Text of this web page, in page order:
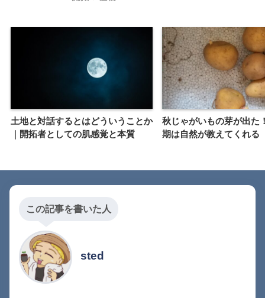
土地と対話するとはどういうことか
｜開拓者としての肌感覚と本質
秋じゃがいもの芽が出た
期は自然が教えてくれる
この記事を書いた人
sted